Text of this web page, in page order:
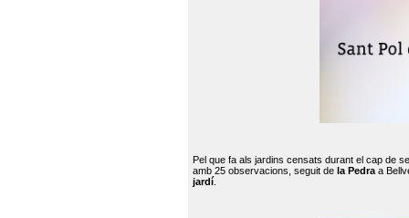
Pel que fa als jardins censats durant el cap de
amb 25 observacions, seguit de la Pedra a
jardí